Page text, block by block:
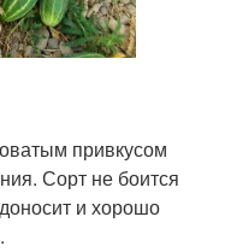
привкусом
Сорт не боится
и хорошо